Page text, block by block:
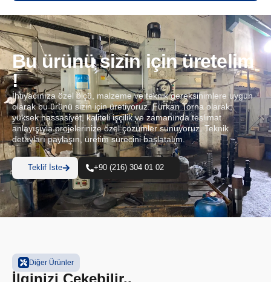
Bu ürünü sizin için üretelim
!
İhtiyacınıza özel ölçü, malzeme ve teknik gereksinimlere uygun
olarak bu ürünü sizin için üretiyoruz. Furkan Torna olarak;
yüksek hassasiyet, kaliteli işçilik ve zamanında teslimat
anlayışıyla projelerinize özel çözümler sunuyoruz. Teknik
detayları paylaşın, üretim sürecini başlatalım.
Teklif İste +90 (216) 304 01 02
Diğer Ürünler
İlginizi Çekebilir..